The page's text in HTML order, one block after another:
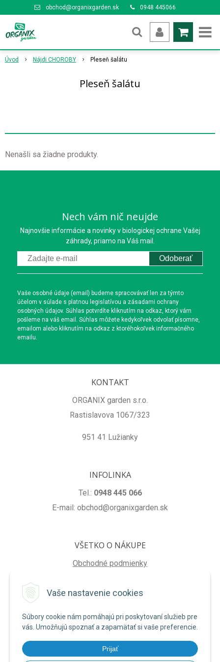
Vaše nastavenie cookies
Súbory cookie nám pomáhajú pri poskytovaní služieb pre
vás. Umožňujú spoznať a zapamätať si vaše preferencie.
Prijať
obchod@organixgarden.sk 0948 445066
Úvod Nájdi CHOROBY Pleseň šalátu
Pleseň šalátu
Nenašli sa žiadne produkty.
Nech vám nič neujde
Najnovšie informácie a novinky v biologickej ochrane Vašej
záhrady, priamo na Váš mail.
Odoberať
Vaše osobné údaje (email) budeme spracovávať len za týmto
účelom v súlade s platnou legislatívou a zásadami ochrany
osobných údajov. Súhlas potvrdíte kliknutím na odkaz, ktorý vám
pošleme na váš email. Súhlas môžete kedykoľvek odvolať písomne,
emailom alebo kliknutím na odkaz z ktoréhokoľvek informačného
emailu.
KONTAKT
ORGANIX garden s.r.o.
Rastislavova 1067/323
951 41 Lužianky
INFOLINKA
Tel.: 0948 445 066
E-mail: obchod@organixgarden.sk
VŠETKO O NÁKUPE
Obchodné podmienky
Reklamačné podmienky
NA STIAHNUTIE
Formulár na odstúpenie od zmluvy
Poučenie o uplatnení práva na odstúpenie od zmluvy